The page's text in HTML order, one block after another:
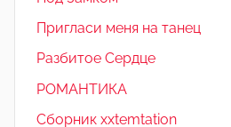
Пригласи меня на танец
Разбитое Сердце
РОМАНТИКА
Сборник xxtemtation